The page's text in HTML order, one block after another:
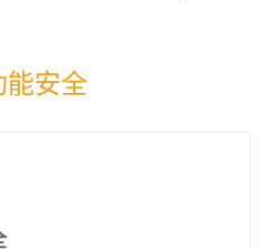
能安全